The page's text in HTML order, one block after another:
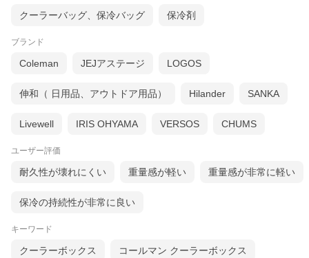
クーラーバッグ、保冷バッグ 保冷剤
ブランド
Coleman JEJアステージ LOGOS
伸和（ 日用品、アウトドア用品） Hilander SANKA
Livewell IRIS OHYAMA VERSOS CHUMS
ユーザー評価
耐久性が壊れにくい 重量感が軽い 重量感が非常に軽い
保冷の持続性が非常に良い
キーワード
クーラーボックス コールマン クーラーボックス